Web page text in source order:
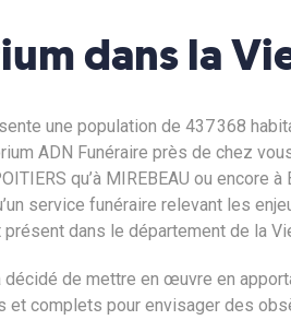
dans la
une population de 437 368
ADN Funéraire près de chez
qu’à MIREBEAU ou encore à
service funéraire relevant les
dans le département de la
décidé de mettre en œuvre en
et complets pour envisager des